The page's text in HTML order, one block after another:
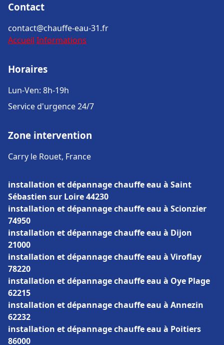
Contact
contact@chauffe-eau-31.fr
Accueil Informations
Horaires
Lun-Ven: 8h-19h
Service d'urgence 24/7
Zone intervention
Carry le Rouet, France
installation et dépannage chauffe eau à Saint
Sébastien sur Loire 44230
installation et dépannage chauffe eau à Scionzier
74950
installation et dépannage chauffe eau à Dijon
21000
installation et dépannage chauffe eau à Viroflay
78220
installation et dépannage chauffe eau à Oye Plage
62215
installation et dépannage chauffe eau à Annezin
62232
installation et dépannage chauffe eau à Poitiers
86000